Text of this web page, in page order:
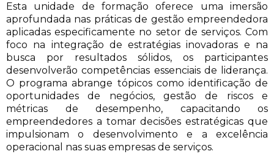
Esta unidade de formação oferece uma imersão
aprofundada nas práticas de gestão empreendedora
aplicadas especificamente no setor de serviços. Com
foco na integração de estratégias inovadoras e na
busca por resultados sólidos, os participantes
desenvolverão competências essenciais de liderança.
O programa abrange tópicos como identificação de
oportunidades de negócios, gestão de riscos e
métricas de desempenho, capacitando os
empreendedores a tomar decisões estratégicas que
impulsionam o desenvolvimento e a excelência
operacional nas suas empresas de serviços.